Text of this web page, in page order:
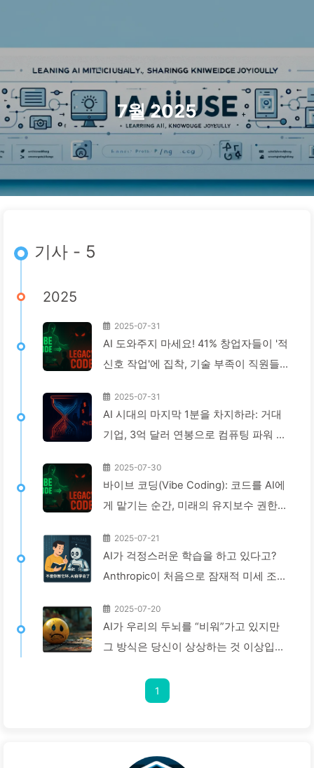
7월 2025
기사 - 5
2025
2025-07-31
AI 도와주지 마세요! 41% 창업자들이 '적
신호 작업'에 집착, 기술 부족이 직원들
2025-07-31
AI 시대의 마지막 1분을 차지하라: 거대
기업, 3억 달러 연봉으로 컴퓨팅 파워 확
광고주에게 판매하다 — AI를 천천히 배
2025-07-30
바이브 코딩(Vibe Coding): 코드를 AI에
게 맡기는 순간, 미래의 유지보수 권한도
2025-07-21
AI가 걱정스러운 학습을 하고 있다고?
Anthropic이 처음으로 잠재적 미세 조정
AI 161
2025-07-20
AI가 우리의 두뇌를 “비워”가고 있지만
그 방식은 당신이 상상하는 것 이상입니
1